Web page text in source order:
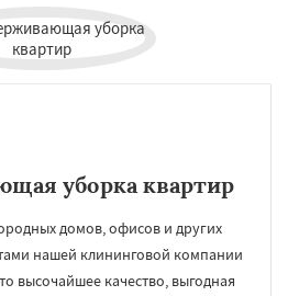
уборка квартир
домов, офисов и других
нашей клининговой компании
высочайшее качество, выгодная